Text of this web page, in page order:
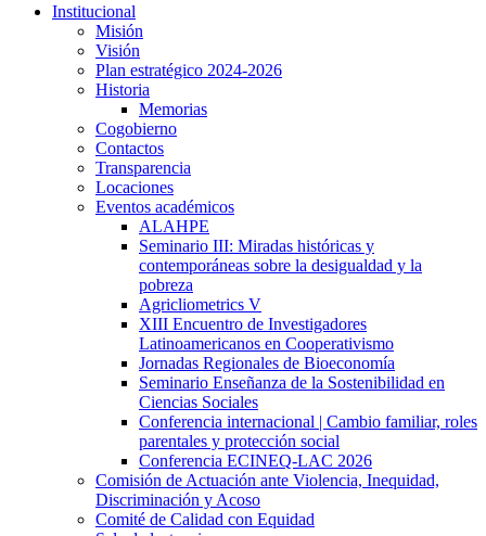
Institucional
Misión
Visión
Plan estratégico 2024-2026
Historia
Memorias
Cogobierno
Contactos
Transparencia
Locaciones
Eventos académicos
ALAHPE
Seminario III: Miradas históricas y
contemporáneas sobre la desigualdad y la
pobreza
Agricliometrics V
XIII Encuentro de Investigadores
Latinoamericanos en Cooperativismo
Jornadas Regionales de Bioeconomía
Seminario Enseñanza de la Sostenibilidad en
Ciencias Sociales
Conferencia internacional | Cambio familiar, roles
parentales y protección social
Conferencia ECINEQ-LAC 2026
Comisión de Actuación ante Violencia, Inequidad,
Discriminación y Acoso
Comité de Calidad con Equidad